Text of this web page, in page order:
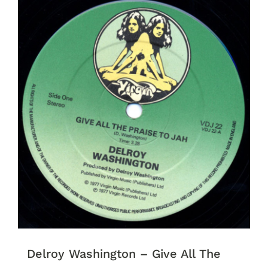
Delroy Washington ‎– Give All The